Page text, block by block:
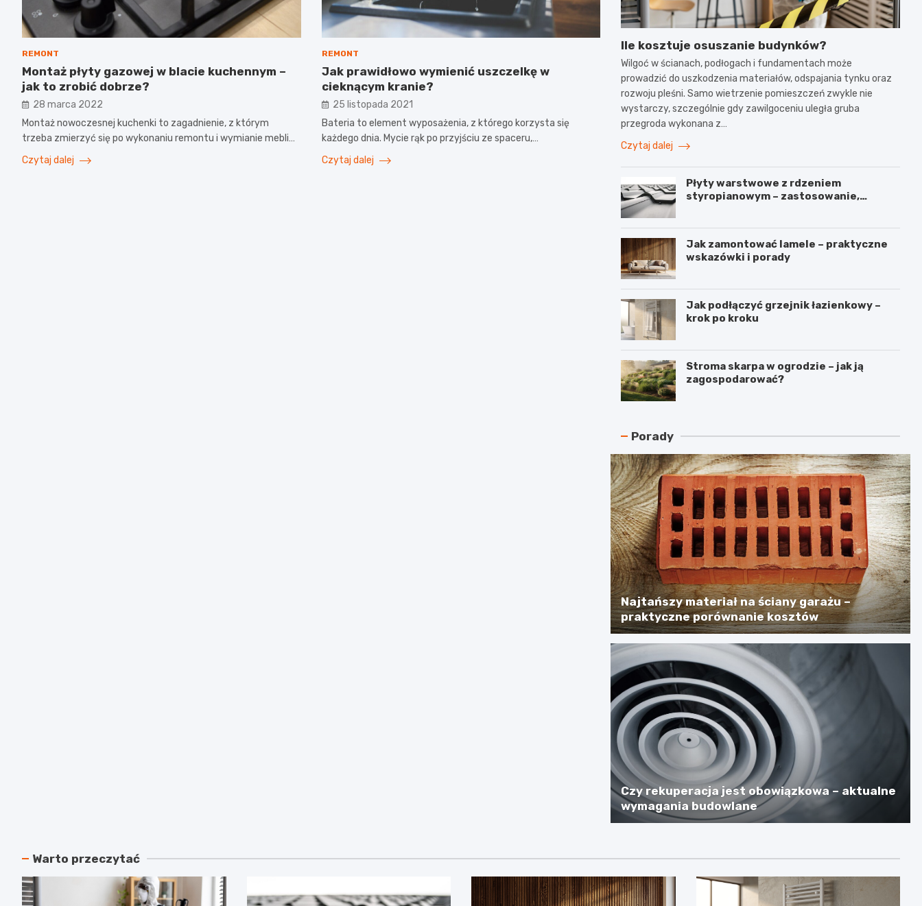
REMONT
Montaż płyty gazowej w blacie kuchennym –
jak to zrobić dobrze?
28 marca 2022
Montaż nowoczesnej kuchenki to zagadnienie, z którym
trzeba zmierzyć się po wykonaniu remontu i wymianie mebli…
Czytaj dalej
REMONT
Jak prawidłowo wymienić uszczelkę w
cieknącym kranie?
25 listopada 2021
Bateria to element wyposażenia, z którego korzysta się
każdego dnia. Mycie rąk po przyjściu ze spaceru,…
Czytaj dalej
Ile kosztuje osuszanie budynków?
Wilgoć w ścianach, podłogach i fundamentach może
prowadzić do uszkodzenia materiałów, odspajania tynku oraz
rozwoju pleśni. Samo wietrzenie pomieszczeń zwykle nie
wystarczy, szczególnie gdy zawilgoceniu uległa gruba
przegroda wykonana z…
Czytaj dalej
Płyty warstwowe z rdzeniem
styropianowym – zastosowanie,
Jak zamontować lamele – praktyczne
wskazówki i porady
Jak podłączyć grzejnik łazienkowy –
krok po kroku
Stroma skarpa w ogrodzie – jak ją
zagospodarować?
Porady
Najtańszy materiał na ściany garażu –
praktyczne porównanie kosztów
Czy rekuperacja jest obowiązkowa – aktualne
wymagania budowlane
Warto przeczytać